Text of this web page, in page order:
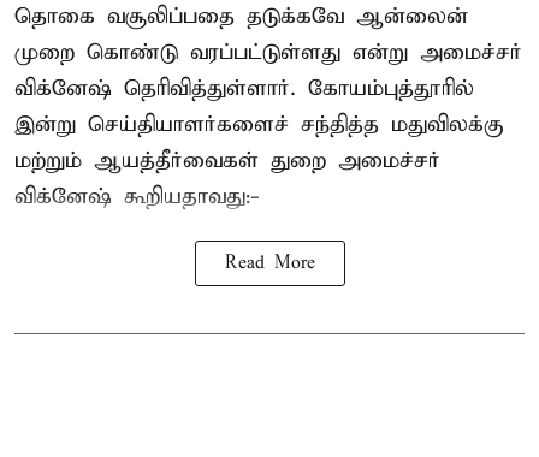
தொகை வசூலிப்பதை தடுக்கவே ஆன்லைன்
முறை கொண்டு வரப்பட்டுள்ளது என்று அமைச்சர்
விக்னேஷ் தெரிவித்துள்ளார். கோயம்புத்தூரில்
இன்று செய்தியாளர்களைச் சந்தித்த மதுவிலக்கு
மற்றும் ஆயத்தீர்வைகள் துறை அமைச்சர்
விக்னேஷ் கூறியதாவது:-
Read More